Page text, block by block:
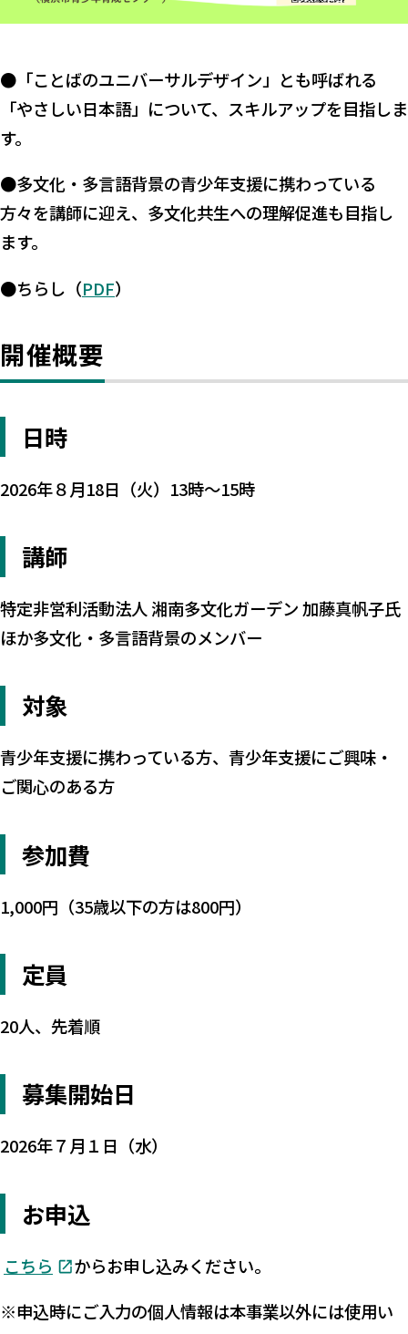
●「ことばのユニバーサルデザイン」とも呼ばれる
「やさしい日本語」について、スキルアップを目指しま
す。
●多文化・多言語背景の青少年支援に携わっている
方々を講師に迎え、多文化共生への理解促進も目指し
ます。
●ちらし（PDF）
開催概要
日時
2026年８月18日（火）13時～15時
講師
特定非営利活動法人 湘南多文化ガーデン 加藤真帆子氏
ほか多文化・多言語背景のメンバー
対象
青少年支援に携わっている方、青少年支援にご興味・
ご関心のある方
参加費
1,000円（35歳以下の方は800円）
定員
20人、先着順
募集開始日
2026年７月１日（水）
お申込
こちら
からお申し込みください。
※申込時にご入力の個人情報は本事業以外には使用い